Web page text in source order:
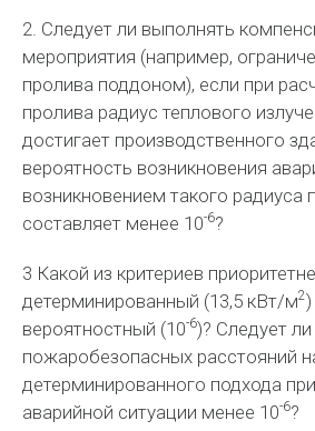
2. Следует ли выполнять
мероприятия (например,
пролива поддоном), если при
пролива радиус теплового
достигает производственного
вероятность возникновения
возникновением такого радиуса
составляет менее 10-6?
3 Какой из критериев
детерминированный (13,5 кВт/м2
вероятностный (10-6)? Следует
пожаробезопасных расстояний
детерминированного подхода
аварийной ситуации менее 10-6?